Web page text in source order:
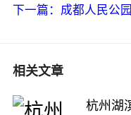
下一篇：成都人民公
相关文章
杭州湖